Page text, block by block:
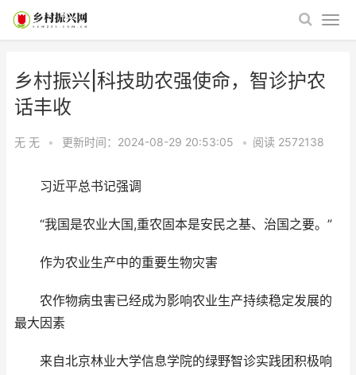
乡村振兴|科技助农强使命，智诊护农
话丰收
无 无 • 更新时间：2024-08-29 20:53:05 • 阅读 2572138
习近平总书记强调
“我国是农业大国,重农固本是安民之基、治国之要。”
作为农业生产中的重要生物灾害
农作物病虫害已经成为影响农业生产持续稳定发展的
最大因素
来自北京林业大学信息学院的绿野智诊实践团积极响